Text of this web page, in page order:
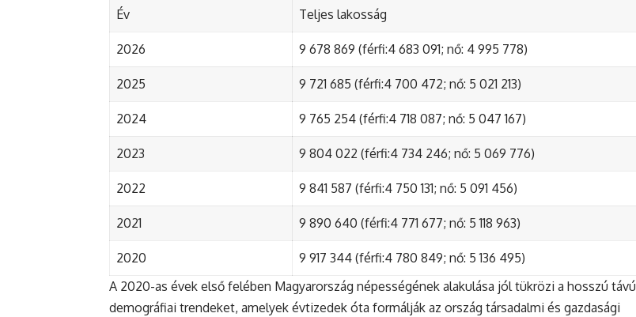
Év Teljes lakosság
2026 9 678 869 (férfi:4 683 091; nő: 4 995 778)
2025 9 721 685 (férfi:4 700 472; nő: 5 021 213)
2024 9 765 254 (férfi:4 718 087; nő: 5 047 167)
2023 9 804 022 (férfi:4 734 246; nő: 5 069 776)
2022 9 841 587 (férfi:4 750 131; nő: 5 091 456)
2021 9 890 640 (férfi:4 771 677; nő: 5 118 963)
2020
9 917 344 (férfi:4 780 849; nő: 5 136 495)
A 2020-as évek első felében Magyarország népességének alakulása jól tükrözi a hosszú távú
demográfiai trendeket, amelyek évtizedek óta formálják az ország társadalmi és gazdasági